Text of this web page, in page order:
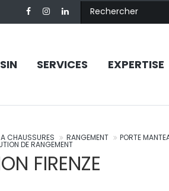
SERVICES EXPERTISE
A CHAUSSURES RANGEMENT PORTE
DE RANGEMENT
FIRENZE